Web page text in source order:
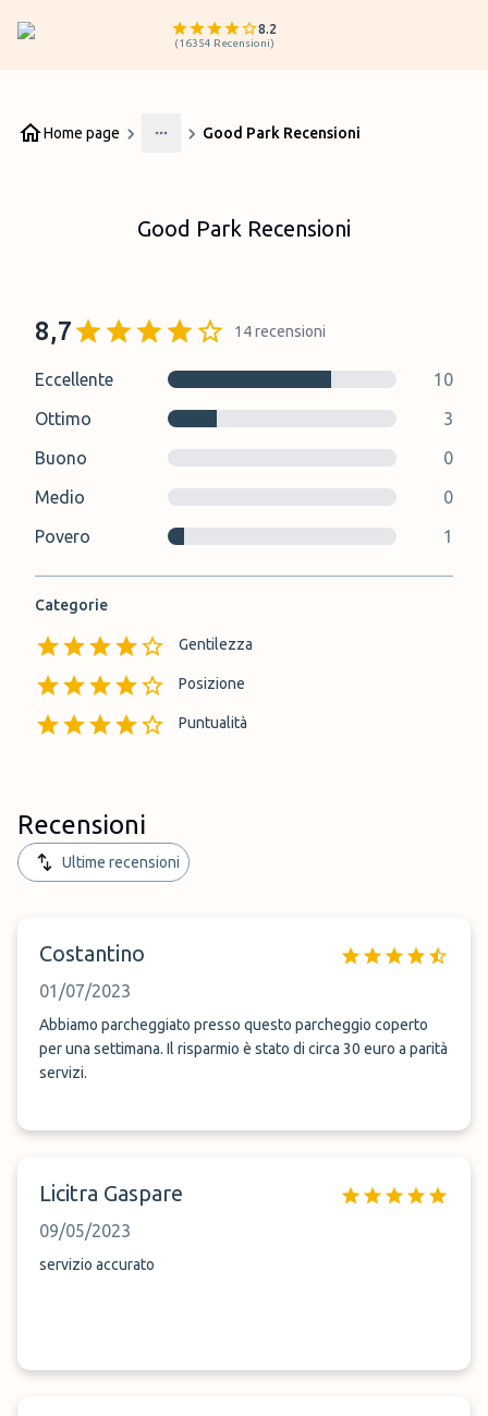
8.2
(16354 Recensioni)
Home page
More
Good Park Recensioni
Good Park Recensioni
8,7 14recensioni
Eccellente
10
Ottimo
3
Buono
0
Medio
0
Povero
1
Categorie
Gentilezza
Posizione
Puntualità
Recensioni
Ultime recensioni
Costantino
01/07/2023
Abbiamo parcheggiato presso questo parcheggio coperto
per una settimana. Il risparmio è stato di circa 30 euro a parità
servizi.
Licitra Gaspare
09/05/2023
servizio accurato